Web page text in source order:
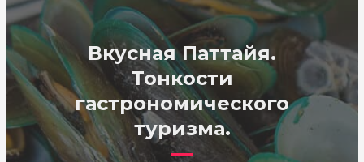
Вкусная Паттайя.
Тонкости
гастрономического
туризма.